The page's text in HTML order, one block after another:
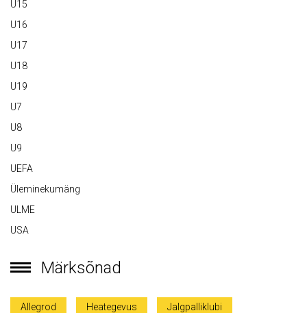
U15
U16
U17
U18
U19
U7
U8
U9
UEFA
Üleminekumäng
ULME
USA
Märksõnad
Allegrod Heategevus Jalgpalliklubi